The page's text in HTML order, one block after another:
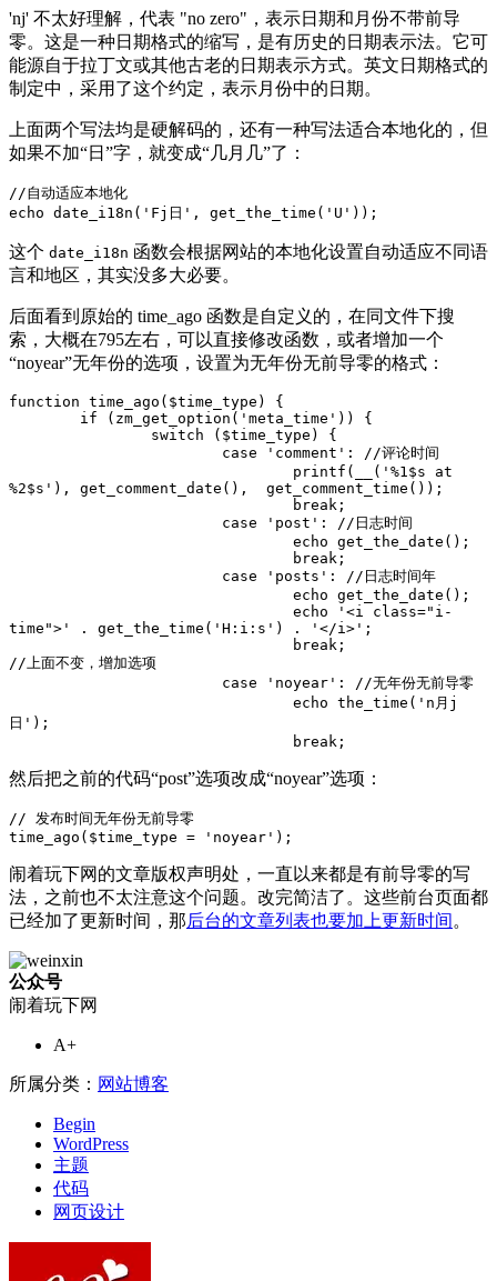
'nj' 不太好理解，代表 "no zero"，表示日期和月份不带前导
零。这是一种日期格式的缩写，是有历史的日期表示法。它可
能源自于拉丁文或其他古老的日期表示方式。英文日期格式的
制定中，采用了这个约定，表示月份中的日期。
上面两个写法均是硬解码的，还有一种写法适合本地化的，但
如果不加“日”字，就变成“几月几”了：
//自动适应本地化
echo date_i18n('Fj日', get_the_time('U'));
这个 date_i18n 函数会根据网站的本地化设置自动适应不同语
言和地区，其实没多大必要。
后面看到原始的 time_ago 函数是自定义的，在同文件下搜
索，大概在795左右，可以直接修改函数，或者增加一个
“noyear”无年份的选项，设置为无年份无前导零的格式：
function time_ago($time_type) {
%2$s'), get_comment_date(),  get_comment_time());
time">' . get_the_time('H:i:s') . '</i>';
//上面不变，增加选项
日');
				break;
然后把之前的代码“post”选项改成“noyear”选项：
// 发布时间无年份无前导零
time_ago($time_type = 'noyear');
闹着玩下网的文章版权声明处，一直以来都是有前导零的写
法，之前也不太注意这个问题。改完简洁了。这些前台页面都
已经加了更新时间，那后台的文章列表也要加上更新时间 。
公众号
闹着玩下网
A+
所属分类： 网站博客
Begin
WordPress
主题
代码
网页设计